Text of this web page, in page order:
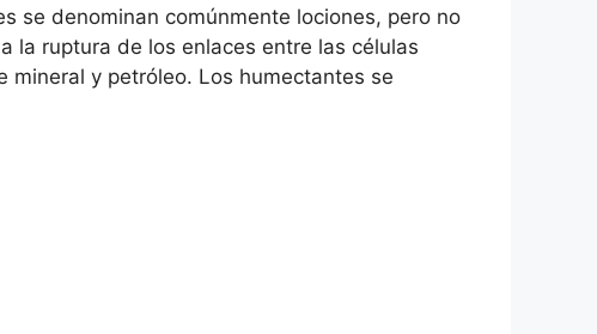
se denominan comúnmente lociones, pero no
la ruptura de los enlaces entre las células
mineral y petróleo. Los humectantes se